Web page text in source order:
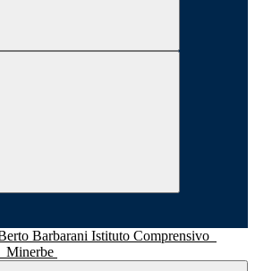
Istituto Comprensivo
Minerbe